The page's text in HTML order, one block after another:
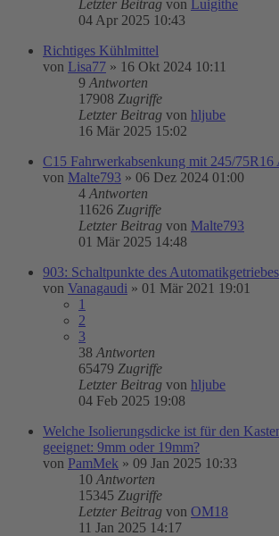
Letzter Beitrag von Luigithe
04 Apr 2025 10:43
Richtiges Kühlmittel
von Lisa77 » 16 Okt 2024 10:11
9 Antworten
17908 Zugriffe
Letzter Beitrag von hljube
16 Mär 2025 15:02
C15 Fahrwerkabsenkung mit 245/75R16
von Malte793 » 06 Dez 2024 01:00
4 Antworten
11626 Zugriffe
Letzter Beitrag von Malte793
01 Mär 2025 14:48
903: Schaltpunkte des Automatikgetriebes
von Vanagaudi » 01 Mär 2021 19:01
1
2
3
38 Antworten
65479 Zugriffe
Letzter Beitrag von hljube
04 Feb 2025 19:08
Welche Isolierungsdicke ist für den
geeignet: 9mm oder 19mm?
von PamMek » 09 Jan 2025 10:33
10 Antworten
15345 Zugriffe
Letzter Beitrag von OM18
11 Jan 2025 14:17